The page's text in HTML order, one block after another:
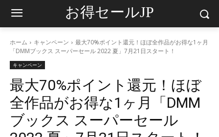
お得セールJP
ホーム キャンペーン
最大70%ポイント還元！ほぼ全作品がお得な1ヶ月
「DMMブックス スーパーセール 2022 夏」7月21日スタート！
キャンペーン
最大70%ポイント還元！ほぼ
全作品がお得な1ヶ月「DMM
ブックス スーパーセール